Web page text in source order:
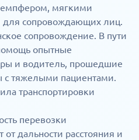
мягкими
сопровождающих лиц.
сопровождение. В пути
опытные
и водитель, прошедшие
с тяжелыми пациентами.
транспортировки
перевозки
дальности расстояния и